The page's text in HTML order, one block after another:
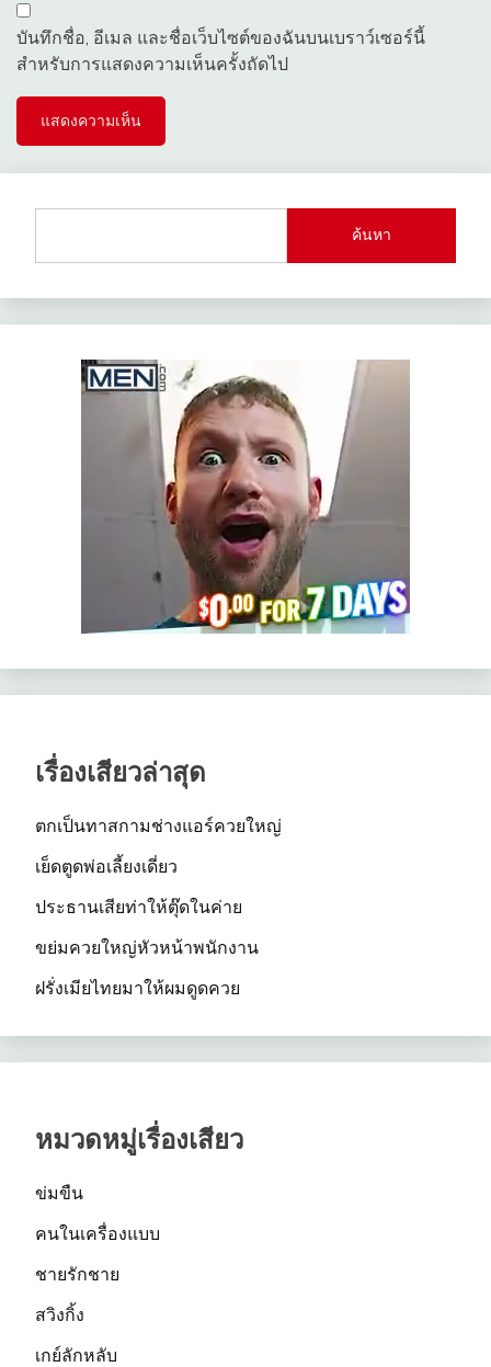
บันทึกชื่อ, อีเมล และชื่อเว็บไซต์ของฉันบนเบราว์เซอร์นี้
สำหรับการแสดงความเห็นครั้งถัดไป
ค้นหา
เรื่องเสียวล่าสุด
ตกเป็นทาสกามช่างแอร์ควยใหญ่
เย็ดตูดพ่อเลี้ยงเดี่ยว
ประธานเสียท่าให้ตุ๊ดในค่าย
ขย่มควยใหญ่หัวหน้าพนักงาน
ฝรั่งเมียไทยมาให้ผมดูดควย
หมวดหมู่เรื่องเสียว
ข่มขืน
คนในเครื่องแบบ
ชายรักชาย
สวิงกิ้ง
เกย์ลักหลับ